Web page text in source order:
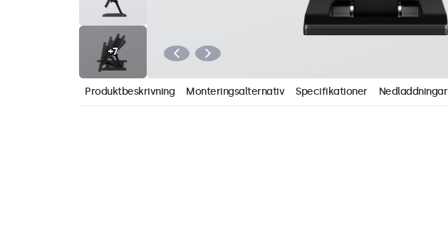
Produktbeskrivning Monteringsalternativ Specifikationer Nedladdningar